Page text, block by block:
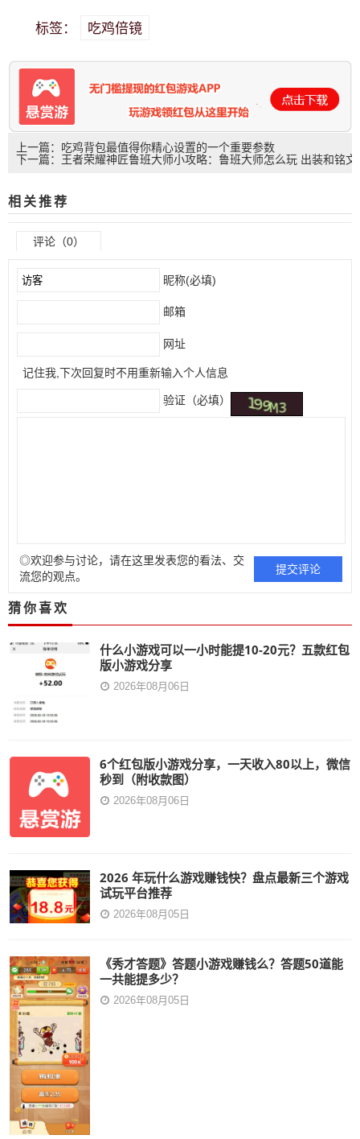
标签： 吃鸡倍镜
上一篇：吃鸡背包最值得你精心设置的一个重要参数
下一篇：王者荣耀神匠鲁班大师小攻略：鲁班大师怎么玩 出装和铭文
相关推荐
评论（0）
昵称(必填)
邮箱
网址
记住我,下次回复时不用重新输入个人信息
验证（必填）
◎欢迎参与讨论，请在这里发表您的看法、交
流您的观点。
猜你喜欢
什么小游戏可以一小时能提10-20元？五款红包
版小游戏分享
2026年08月06日
6个红包版小游戏分享，一天收入80以上，微信
秒到（附收款图）
2026年08月06日
2026 年玩什么游戏赚钱快？盘点最新三个游戏
试玩平台推荐
2026年08月05日
《秀才答题》答题小游戏赚钱么？答题50道能
一共能提多少？
2026年08月05日